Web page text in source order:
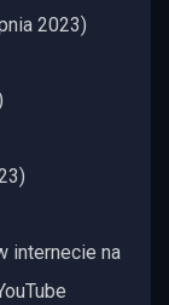
2023)
internecie na